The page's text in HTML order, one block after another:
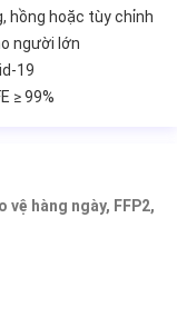
hồng hoặc tùy chỉnh
người lớn
19
≥ 99%
vệ hàng ngày, FFP2,